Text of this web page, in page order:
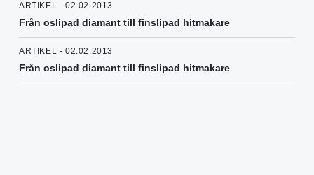
ARTIKEL - 02.02.2013
Från oslipad diamant till finslipad hitmakare
ARTIKEL - 02.02.2013
Från oslipad diamant till finslipad hitmakare